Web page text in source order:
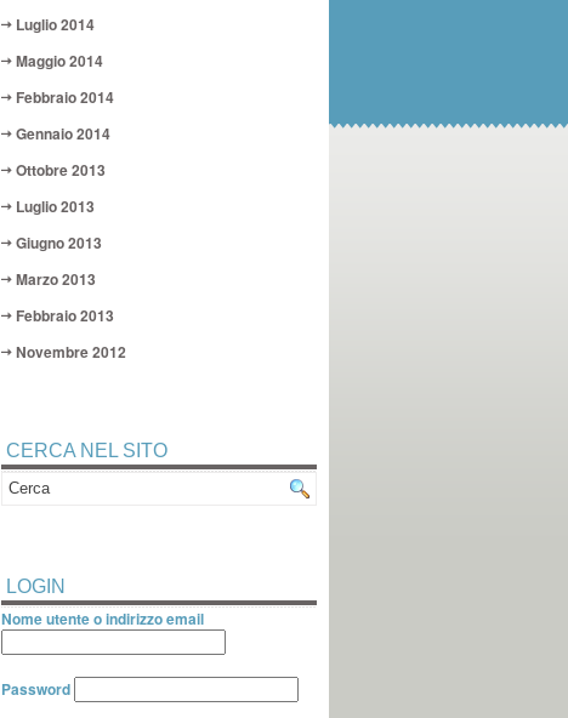
Luglio 2014
Maggio 2014
Febbraio 2014
Gennaio 2014
Ottobre 2013
Luglio 2013
Giugno 2013
Marzo 2013
Febbraio 2013
Novembre 2012
CERCA NEL SITO
LOGIN
Nome utente o indirizzo email
Password